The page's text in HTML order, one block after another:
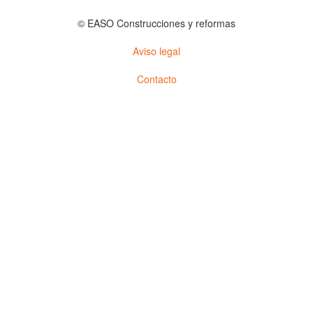
© EASO Construcciones y reformas
Aviso legal
Contacto